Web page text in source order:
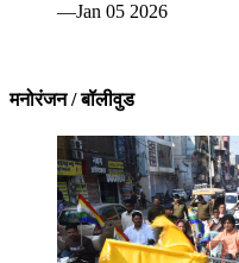
—Jan 05 2026
मनोरंजन / बॉलीवुड